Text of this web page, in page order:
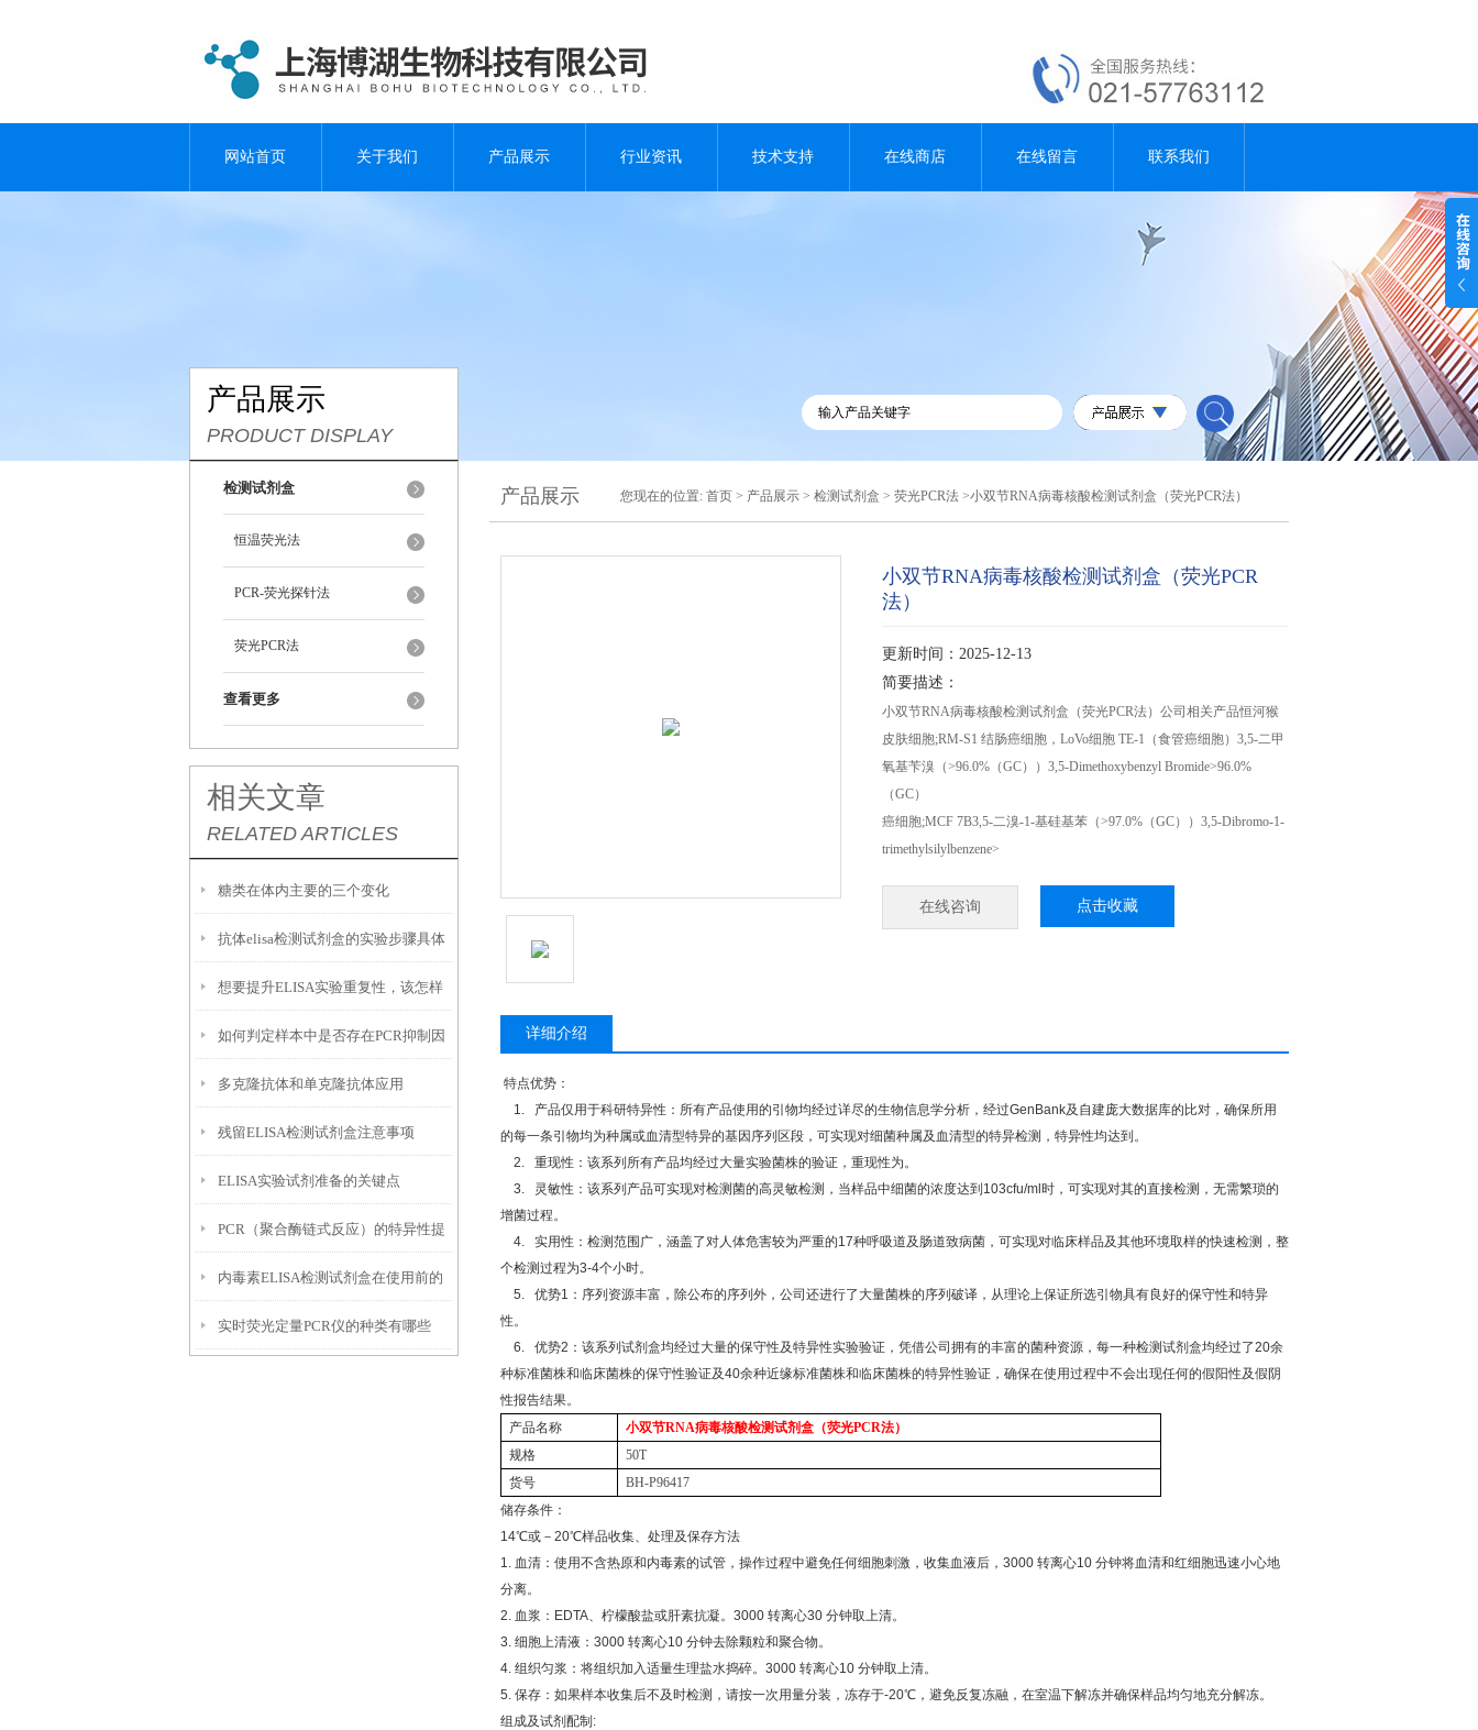
网站首页 关于我们 产品展示 行业资讯 技术支持 在线商店 在线留言 联系我们
产品展示
PRODUCT DISPLAY
检测试剂盒
恒温荧光法
PCR-荧光探针法
荧光PCR法
查看更多
相关文章
RELATED ARTICLES
糖类在体内主要的三个变化
抗体elisa检测试剂盒的实验步骤具体
如下
想要提升ELISA实验重复性，该怎样
优化实验条件？
如何判定样本中是否存在PCR抑制因
子？
多克隆抗体和单克隆抗体应用
残留ELISA检测试剂盒注意事项
ELISA实验试剂准备的关键点
PCR（聚合酶链式反应）的特异性提
高方法
内毒素ELISA检测试剂盒在使用前的
准备工作
实时荧光定量PCR仪的种类有哪些
产品展示 您现在的位置: 首页 > 产品展示 > 检测试剂盒 > 荧光PCR法 >小双节RNA病毒核酸检测试剂盒（荧光PCR法）
小双节RNA病毒核酸检测试剂盒（荧光PCR
法）
更新时间：2025-12-13
简要描述：
小双节RNA病毒核酸检测试剂盒（荧光PCR法）公司相关产品恒河猴
皮肤细胞;RM-S1 结肠癌细胞，LoVo细胞 TE-1（食管癌细胞）3,5-二甲
氧基苄溴（>96.0%（GC））3,5-Dimethoxybenzyl Bromide>96.0%
（GC）
癌细胞;MCF 7B3,5-二溴-1-基硅基苯（>97.0%（GC））3,5-Dibromo-1-
trimethylsilylbenzene>
在线咨询 点击收藏
详细介绍
特点优势：
1. 产品仅用于科研特异性：所有产品使用的引物均经过详尽的生物信息学分析，经过GenBank及自建庞大数据库的比对，确保所用
的每一条引物均为种属或血清型特异的基因序列区段，可实现对细菌种属及血清型的特异检测，特异性均达到。
2. 重现性：该系列所有产品均经过大量实验菌株的验证，重现性为。
3. 灵敏性：该系列产品可实现对检测菌的高灵敏检测，当样品中细菌的浓度达到 103cfu/ml 时，可实现对其的直接检测，无需繁琐的
增菌过程。
4. 实用性：检测范围广，涵盖了对人体危害较为严重的17种呼吸道及肠道致病菌，可实现对临床样品及其他环境取样的快速检测，整
个检测过程为3-4个小时。
5. 优势1 ：序列资源丰富，除公布的序列外，公司还进行了大量菌株的序列破译，从理论上保证所选引物具有良好的保守性和特异
性。
6. 优势2 ：该系列试剂盒均经过大量的保守性及特异性实验验证，凭借公司拥有的丰富的菌种资源，每一种检测试剂盒均经过了20余
种标准菌株和临床菌株的保守性验证及40余种近缘标准菌株和临床菌株的特异性验证，确保在使用过程中不会出现任何的假阳性及假阴
性报告结果。
产品名称
小双节RNA病毒核酸检测试剂盒（荧光PCR法）
规格
50T
货号
BH-P96417
储存条件：
14℃或－ 20℃样品收集、处理及保存方法
1. 血清：使用不含热原和内毒素的试管，操作过程中避免任何细胞刺激，收集血液后， 3000 转离心10 分钟将血清和红细胞迅速小心地
分离。
2. 血浆： EDTA、柠檬酸盐或肝素抗凝。 3000 转离心30 分钟取上清。
3. 细胞上清液： 3000 转离心10 分钟去除颗粒和聚合物。
4. 组织匀浆：将组织加入适量生理盐水捣碎。 3000 转离心10 分钟取上清。
5. 保存：如果样本收集后不及时检测，请按一次用量分装，冻存于-20℃ ，避免反复冻融，在室温下解冻并确保样品均匀地充分解冻。
组成及试剂配制 :